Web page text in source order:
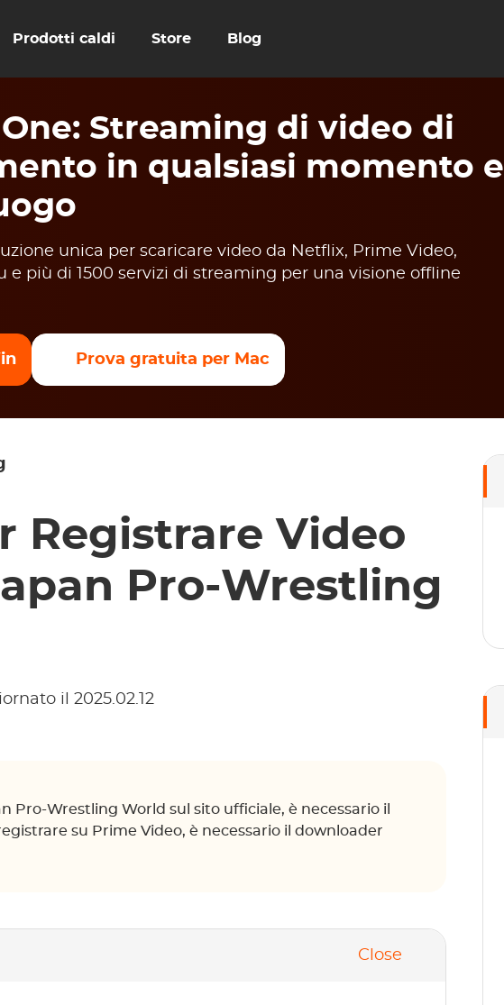
Prodotti caldi Store Blog
Streaming di video di
in qualsiasi momento e
unica per scaricare video da Netflix, Prime Video,
e più di 1500 servizi di streaming per una visione offline
Prova gratuita per Mac
Registrare Video
Pro-Wrestling
il 2025.02.12
Pro-Wrestling World sul sito ufficiale, è necessario il
su Prime Video, è necessario il downloader
Close